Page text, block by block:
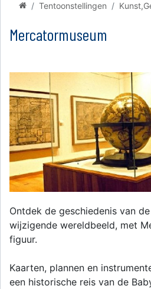
Tentoonstellingen
Mercatormuseum
Ontdek de geschiedenis van
wijzigende wereldbeeld, met
figuur.
Kaarten, plannen en
een historische reis van de